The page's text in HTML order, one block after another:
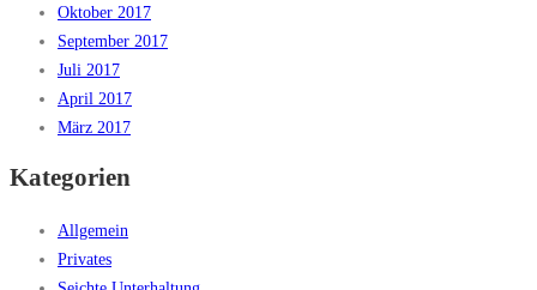
Oktober 2017
September 2017
Juli 2017
April 2017
März 2017
Kategorien
Allgemein
Privates